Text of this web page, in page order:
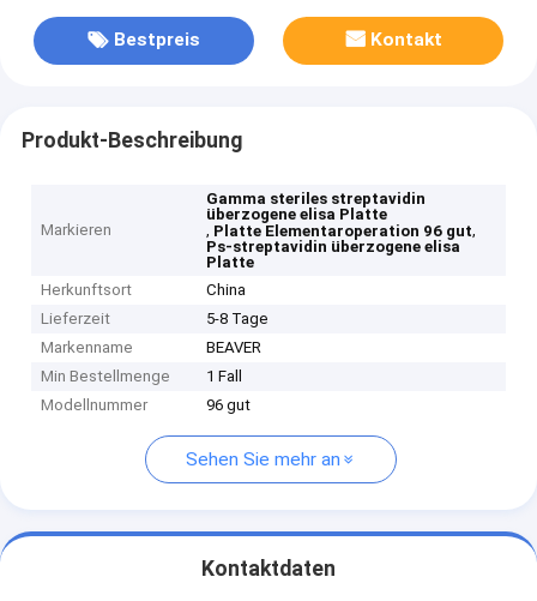
Bestpreis Kontakt
Produkt-Beschreibung
Markieren
Gamma steriles streptavidin
überzogene elisa Platte
, Platte Elementaroperation 96 gut,
Ps-streptavidin überzogene elisa
Platte
Herkunftsort
China
Lieferzeit
5-8 Tage
Markenname
BEAVER
Min Bestellmenge
1 Fall
Modellnummer
96 gut
Sehen Sie mehr an
Kontaktdaten